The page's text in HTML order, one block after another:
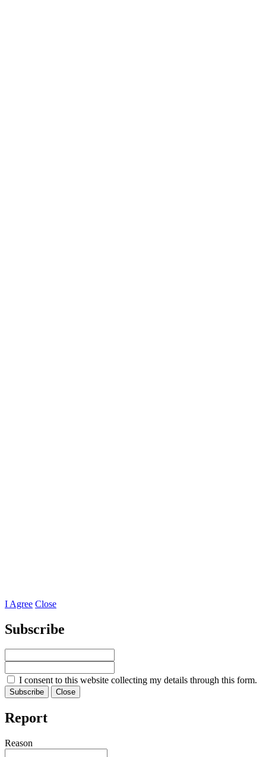
I Agree Close
Subscribe
I consent to this website collecting my details through this form.
Subscribe Close
Report
Reason